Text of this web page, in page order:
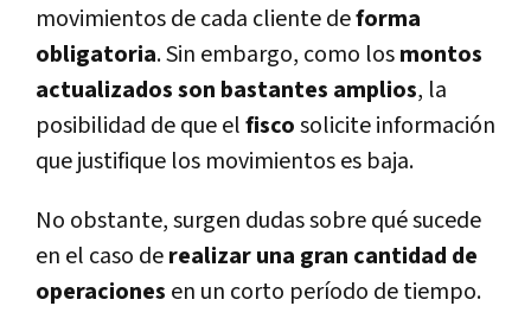
movimientos de cada cliente deforma
obligatoria. Sin embargo, como losmontos
actualizados son bastantes amplios, la
posibilidad de que elfiscosolicite información
que justifique los movimientos es baja.
No obstante, surgen dudas sobre qué sucede
en el caso derealizar una gran cantidad de
operaciones en un corto período de tiempo.